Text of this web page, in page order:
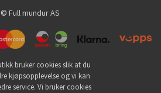
© Full mundur AS
bruker cookies slik at du
kjøpsopplevelse og vi kan
service. Vi bruker cookies